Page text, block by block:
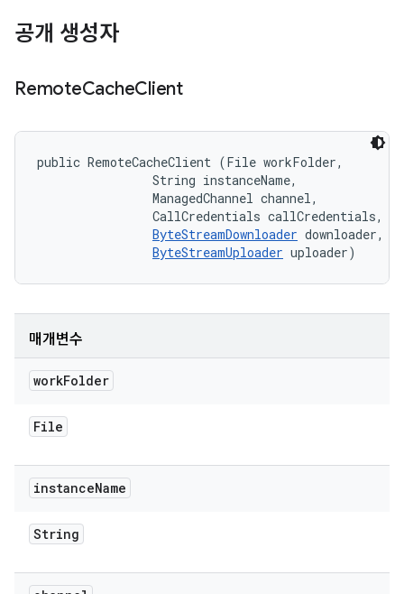
공개 생성자
RemoteCacheClient
public RemoteCacheClient (File workFolder,
                String instanceName,
                ManagedChannel channel,
                CallCredentials callCredentials,
ByteStreamDownloader downloader,
ByteStreamUploader uploader)
매개변수
workFolder
File
instanceName
String